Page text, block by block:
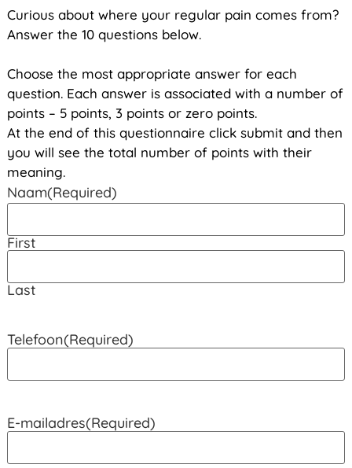
Curious about where your regular pain comes from?
Answer the 10 questions below.
Choose the most appropriate answer for each
question. Each answer is associated with a number of
points – 5 points, 3 points or zero points.
At the end of this questionnaire click submit and then
you will see the total number of points with their
meaning.
Naam(Required)
First
Last
Telefoon(Required)
E-mailadres(Required)